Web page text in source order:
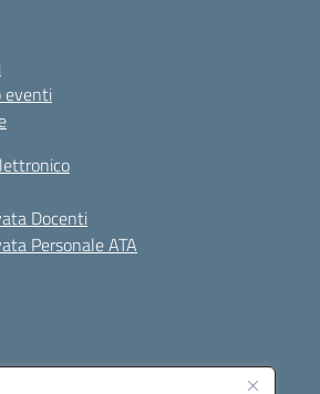
eventi
Docenti
Personale ATA